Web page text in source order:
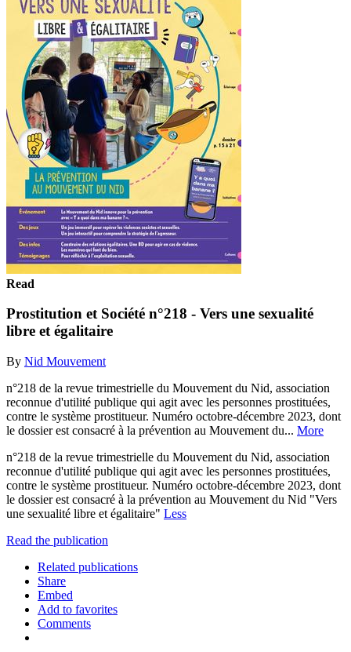
Read
Prostitution et Société n°218 - Vers une sexualité
libre et égalitaire
By Nid Mouvement
n°218 de la revue trimestrielle du Mouvement du Nid, association
reconnue d'utilité publique qui agit avec les personnes prostituées,
contre le système prostitueur. Numéro octobre-décembre 2023, dont
le dossier est consacré à la prévention au Mouvement du... More
n°218 de la revue trimestrielle du Mouvement du Nid, association
reconnue d'utilité publique qui agit avec les personnes prostituées,
contre le système prostitueur. Numéro octobre-décembre 2023, dont
le dossier est consacré à la prévention au Mouvement du Nid "Vers
une sexualité libre et égalitaire" Less
Read the publication
Related publications
Share
Embed
Add to favorites
Comments